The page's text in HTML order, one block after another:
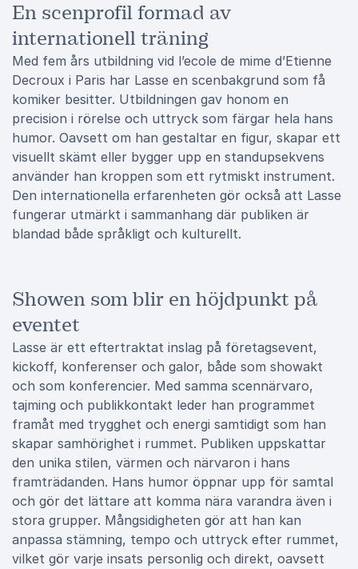
En scenprofil formad av
internationell träning
Med fem års utbildning vid l’ecole de mime d’Etienne
Decroux i Paris har Lasse en scenbakgrund som få
komiker besitter. Utbildningen gav honom en
precision i rörelse och uttryck som färgar hela hans
humor. Oavsett om han gestaltar en figur, skapar ett
visuellt skämt eller bygger upp en standupsekvens
använder han kroppen som ett rytmiskt instrument.
Den internationella erfarenheten gör också att Lasse
fungerar utmärkt i sammanhang där publiken är
blandad både språkligt och kulturellt.
Showen som blir en höjdpunkt på
eventet
Lasse är ett eftertraktat inslag på företagsevent,
kickoff, konferenser och galor, både som showakt
och som konferencier. Med samma scennärvaro,
tajming och publikkontakt leder han programmet
framåt med trygghet och energi samtidigt som han
skapar samhörighet i rummet. Publiken uppskattar
den unika stilen, värmen och närvaron i hans
framträdanden. Hans humor öppnar upp för samtal
och gör det lättare att komma nära varandra även i
stora grupper. Mångsidigheten gör att han kan
anpassa stämning, tempo och uttryck efter rummet,
vilket gör varje insats personlig och direkt, oavsett